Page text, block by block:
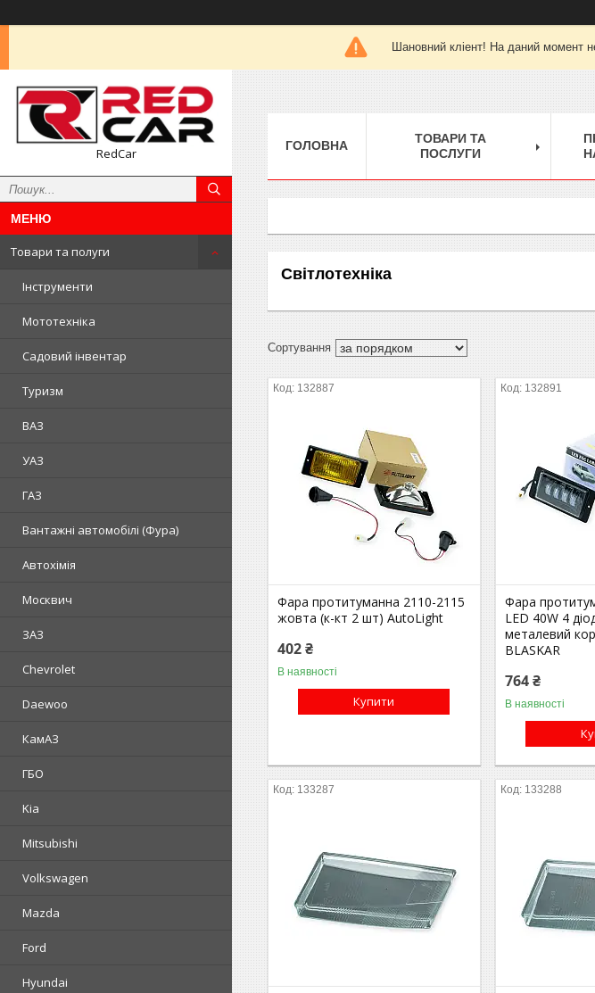
Шановний кліент! На даний момент
RedCar
Товари та полуги
Інструменти
Мототехніка
Садовий інвентар
Туризм
ВАЗ
УАЗ
ГАЗ
Вантажні автомобілі (Фура)
Автохімія
Москвич
ЗАЗ
Chevrolet
Daewoo
КамАЗ
ГБО
Kia
Mitsubishi
Volkswagen
Mazda
Ford
Hyundai
ГОЛОВНА
ТОВАРИ ТА
ПОСЛУГИ
Світлотехніка
132887
Фара протитуманна 2110-2115
жовта (к-кт 2 шт) AutoLight
402 ₴
В наявності
Купити
132891
Фара
LED 40W 4
металевий
BLASKAR
764 ₴
В наявності
133287 133288